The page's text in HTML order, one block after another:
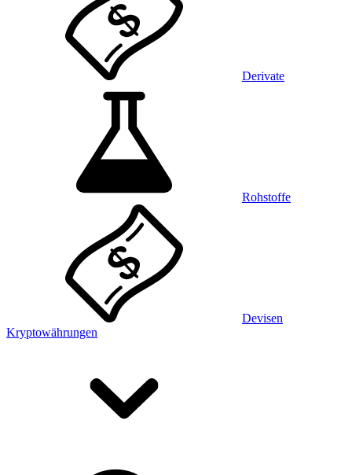
Derivate
Rohstoffe
Devisen
Kryptowährungen